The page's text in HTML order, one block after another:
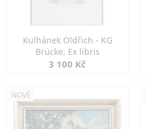
Kulhánek Oldřich - KG
Brücke, Ex libris
3 100 Kč
NOVÉ